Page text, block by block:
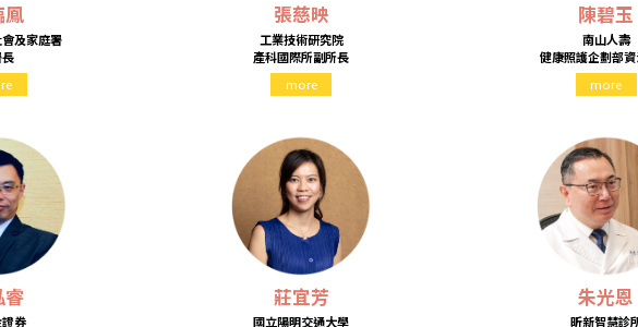
鳳
及家庭署
張慈映
工業技術研究院
產科國際所副所長
more
陳碧玉
南山人壽
健康照護企劃部
more
睿
券
莊宜芳
國立陽明交通大學
朱光恩
昕新智慧診